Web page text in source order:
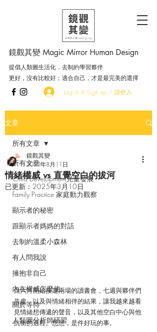
鏡觀其變 Magic Mirror Human Design
提倡人類圖生活化．去制約學習夥伴
更好，沒有比較好；適合自己，才是最完美的選擇
Log In & Sign up / 請登入．加入會員
文章
所有文章
Child Development兒童發展
Family Practice 家庭動力觀察
顯示者的秘密
跟顯示者媽媽的對話
去制約溫柔小森林
有人問我說
擁抱非自己
內在權威怎麼使
關於等待
人類圖分析師研習
所有文章
情緒權威 vs 直覺空白的拔河
鏡觀其變
2022年8月11日
已更新： 2025年3月10日
自六月開始接連兩場的讀書會，七週與夥伴們
共處，以及與情緒相伴的結果，讓我越來越看
見情緒想傳遞的聲音，以及其他空白中心與他
抗衡的過程。想想，是件好玩的事。